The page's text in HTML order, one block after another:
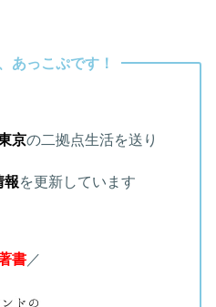
あっこぷです！
京の二拠点生活を送り
報を更新しています
書 ／